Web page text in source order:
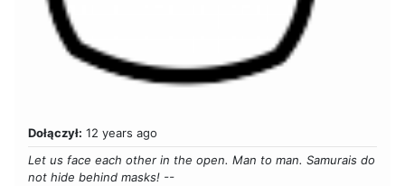
Dołączył: 12 years ago
Let us face each other in the open. Man to man. Samurais do
not hide behind masks! --